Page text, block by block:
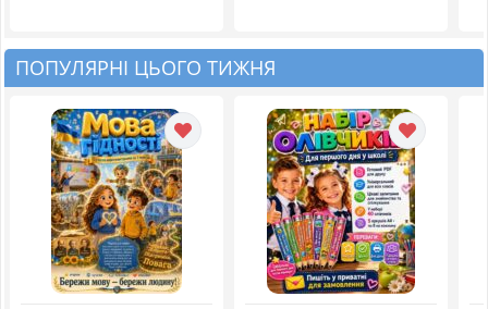
ПОПУЛЯРНІ ЦЬОГО ТИЖНЯ